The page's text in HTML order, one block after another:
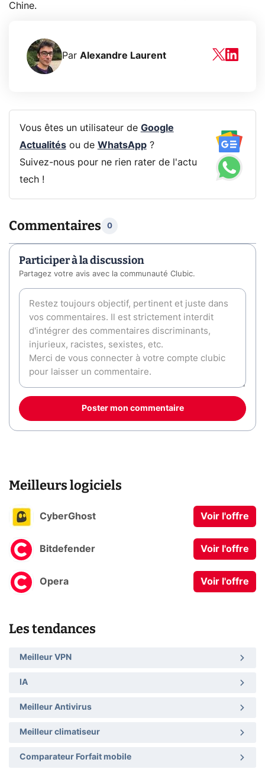
Chine.
Par Alexandre Laurent
Vous êtes un utilisateur de Google
Actualitésou de WhatsApp?
Suivez-nous pour ne rien rater de l'actu
tech !
Commentaires 0
Participer à la discussion
Partagez votre avis avec la communauté Clubic.
Poster mon commentaire
Meilleurs logiciels
CyberGhost Voir l'offre
Bitdefender Voir l'offre
Opera Voir l'offre
Les tendances
Meilleur VPN
IA
Meilleur Antivirus
Meilleur climatiseur
Comparateur Forfait mobile